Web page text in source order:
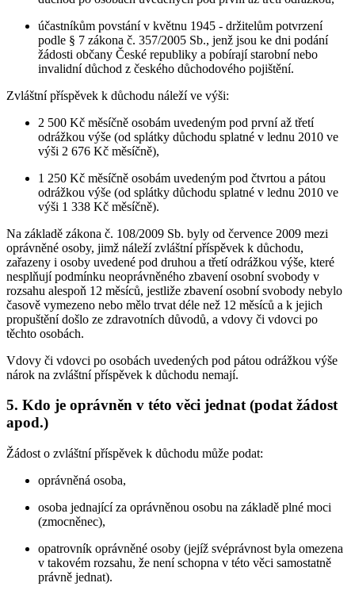
účastníkům povstání v květnu 1945 - držitelům potvrzení
podle § 7 zákona č. 357/2005 Sb., jenž jsou ke dni podání
žádosti občany České republiky a pobírají starobní nebo
invalidní důchod z českého důchodového pojištění.
Zvláštní příspěvek k důchodu náleží ve výši:
2 500 Kč měsíčně osobám uvedeným pod první až třetí
odrážkou výše (od splátky důchodu splatné v lednu 2010 ve
výši 2 676 Kč měsíčně),
1 250 Kč měsíčně osobám uvedeným pod čtvrtou a pátou
odrážkou výše (od splátky důchodu splatné v lednu 2010 ve
výši 1 338 Kč měsíčně).
Na základě zákona č. 108/2009 Sb. byly od července 2009 mezi
oprávněné osoby, jimž náleží zvláštní příspěvek k důchodu,
zařazeny i osoby uvedené pod druhou a třetí odrážkou výše, které
nesplňují podmínku neoprávněného zbavení osobní svobody v
rozsahu alespoň 12 měsíců, jestliže zbavení osobní svobody nebylo
časově vymezeno nebo mělo trvat déle než 12 měsíců a k jejich
propuštění došlo ze zdravotních důvodů, a vdovy či vdovci po
těchto osobách.
Vdovy či vdovci po osobách uvedených pod pátou odrážkou výše
nárok na zvláštní příspěvek k důchodu nemají.
5. Kdo je oprávněn v této věci jednat (podat žádost
apod.)
Žádost o zvláštní příspěvek k důchodu může podat:
oprávněná osoba,
osoba jednající za oprávněnou osobu na základě plné moci
(zmocněnec),
opatrovník oprávněné osoby (jejíž svéprávnost byla omezena
v takovém rozsahu, že není schopna v této věci samostatně
právně jednat).